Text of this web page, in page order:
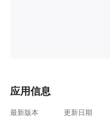
应用信息
最新版本 更新日期